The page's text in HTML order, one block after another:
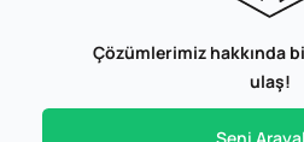
Çözümlerimiz hakkında
ulaş!